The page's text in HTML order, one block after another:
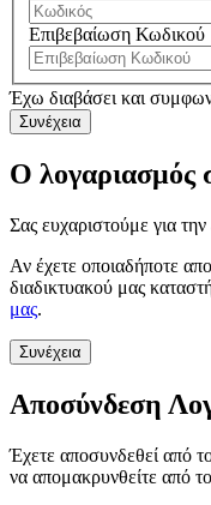
Επιβεβαίωση Κωδικού
Έχω διαβάσει και
Ο λογαριασμός
Σας ευχαριστούμε για
Αν έχετε οποιαδήποτε
διαδικτυακού μας
μας.
Συνέχεια
Αποσύνδεση
Έχετε αποσυνδεθεί από
να απομακρυνθείτε από